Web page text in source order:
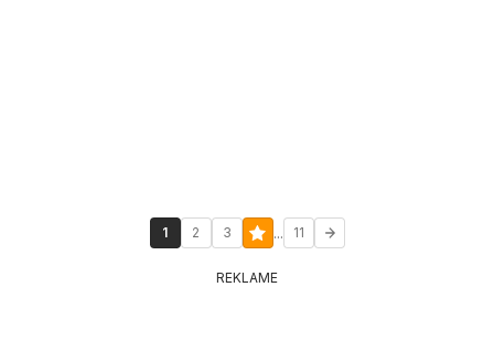
1 2 3 ... 11
REKLAME